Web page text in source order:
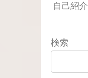
自己紹介
検索